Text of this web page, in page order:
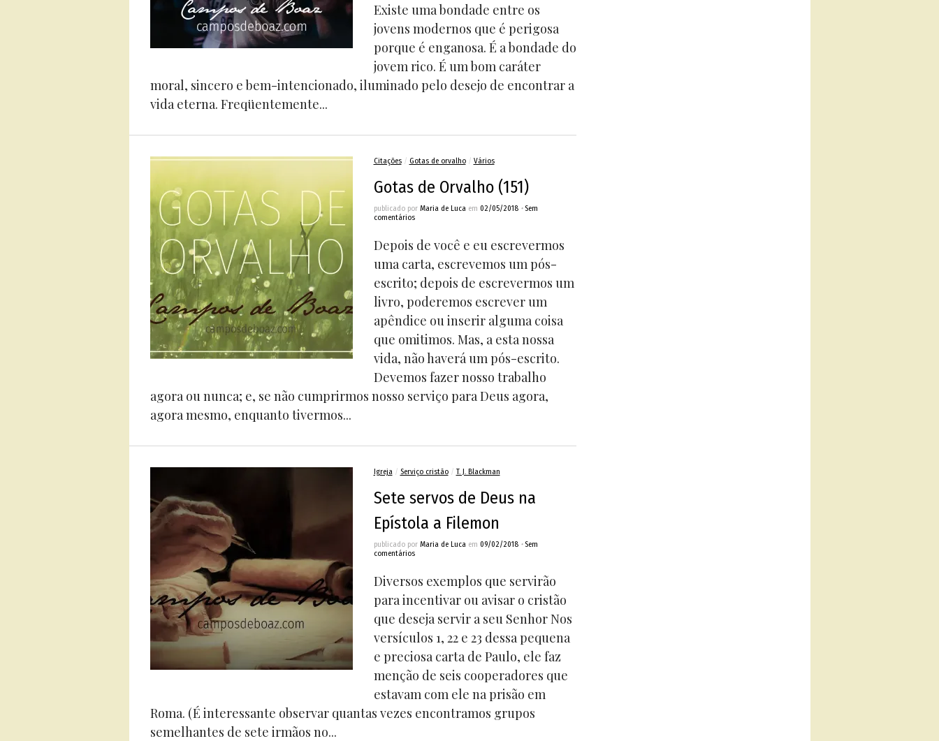
Existe uma bondade entre os
jovens modernos que é perigosa
porque é enganosa. É a bondade do
jovem rico. É um bom caráter
moral, sincero e bem-intencionado, iluminado pelo desejo de encontrar a
vida eterna. Freqüentemente...
Citações/ Gotas de orvalho/ Vários
Gotas de Orvalho (151)
publicado por Maria de Lucaem 02/05/2018 • Sem
comentários
Depois de você e eu escrevermos
uma carta, escrevemos um pós-
escrito; depois de escrevermos um
livro, poderemos escrever um
apêndice ou inserir alguma coisa
que omitimos. Mas, a esta nossa
vida, não haverá um pós-escrito.
Devemos fazer nosso trabalho
agora ou nunca; e, se não cumprirmos nosso serviço para Deus agora,
agora mesmo, enquanto tivermos...
Igreja/ Serviço cristão/ T. J. Blackman
Sete servos de Deus na
Epístola a Filemon
publicado por Maria de Lucaem 09/02/2018 • Sem
comentários
Diversos exemplos que servirão
para incentivar ou avisar o cristão
que deseja servir a seu Senhor Nos
versículos 1, 22 e 23 dessa pequena
e preciosa carta de Paulo, ele faz
menção de seis cooperadores que
estavam com ele na prisão em
Roma. (É interessante observar quantas vezes encontramos grupos
semelhantes de sete irmãos no...